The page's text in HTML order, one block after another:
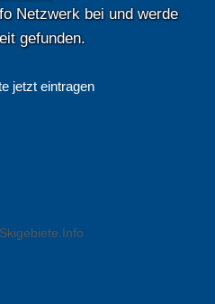
Netzwerk bei und werde
gefunden.
jetzt eintragen